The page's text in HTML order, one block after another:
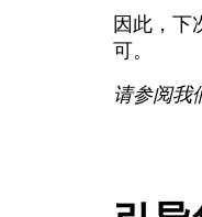
因此，下
可。
请参阅我